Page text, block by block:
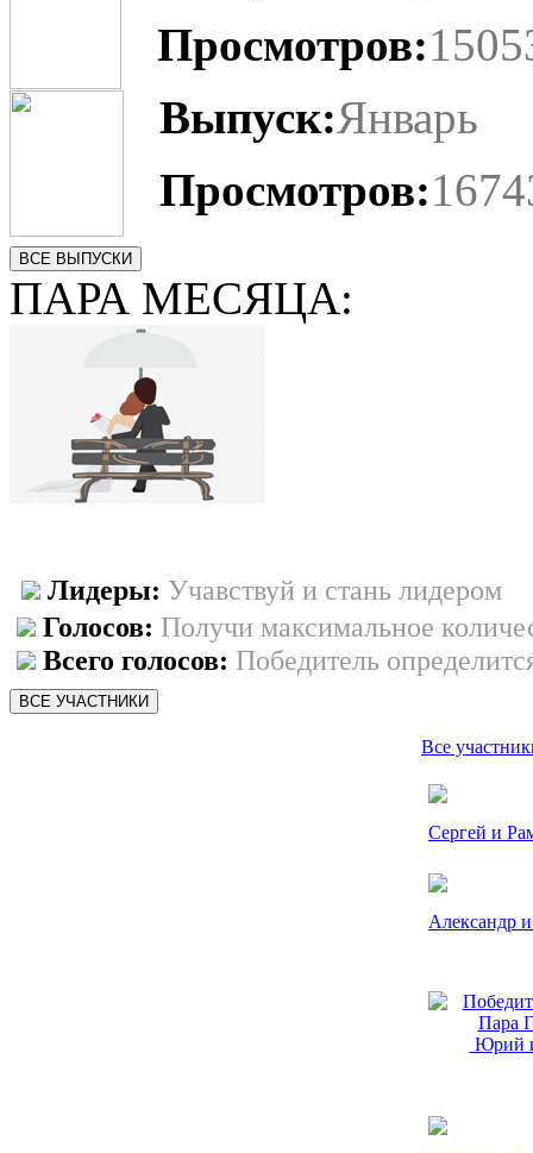
Просмотров:
Выпуск:Январь
Просмотров:
ВСЕ ВЫПУСКИ
ПАРА МЕСЯЦА:
Лидеры: Учавствуй и стань лидером
Голосов: Получи максимальное
Всего голосов: Победитель
ВСЕ УЧАСТНИКИ
Все
Сергей и
Александр
Юрий